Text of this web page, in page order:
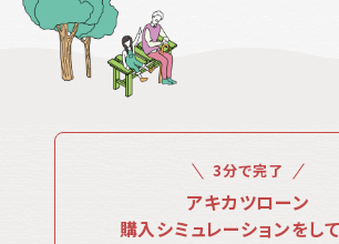
3分で完了
アキカツローン
購入シミュレーションをし